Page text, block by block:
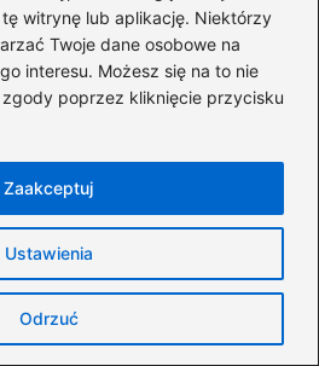
witrynę lub aplikację. Niektórzy
Twoje dane osobowe na
interesu. Możesz się na to nie
poprzez kliknięcie przycisku
Ustawienia
Odrzuć
Zaakceptuj
copywriterzy na
ich realne
– odkryj wyjątkowy świat
naszej ofercie obuwia
można zarobić na
Zaskakujące
które cię